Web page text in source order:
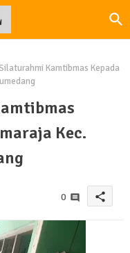
Kamtibmas Kepada
Kec.
0 share